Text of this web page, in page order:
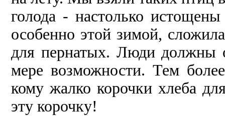
голода - настолько
особенно этой зимой,
для пернатых. Люди должны
мере возможности. Тем
кому жалко корочки хлеба
эту корочку!